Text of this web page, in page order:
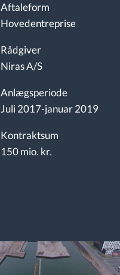
Aftaleform
Hovedentreprise
Rådgiver
Niras A/S
Anlægsperiode
Juli 2017-januar 2019
Kontraktsum
150 mio. kr.